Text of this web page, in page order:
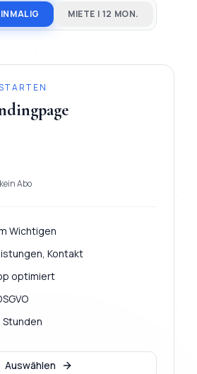
MIETE | 12 MON.
Abo
Wichtigen
Kontakt
optimiert
Stunden
Auswählen